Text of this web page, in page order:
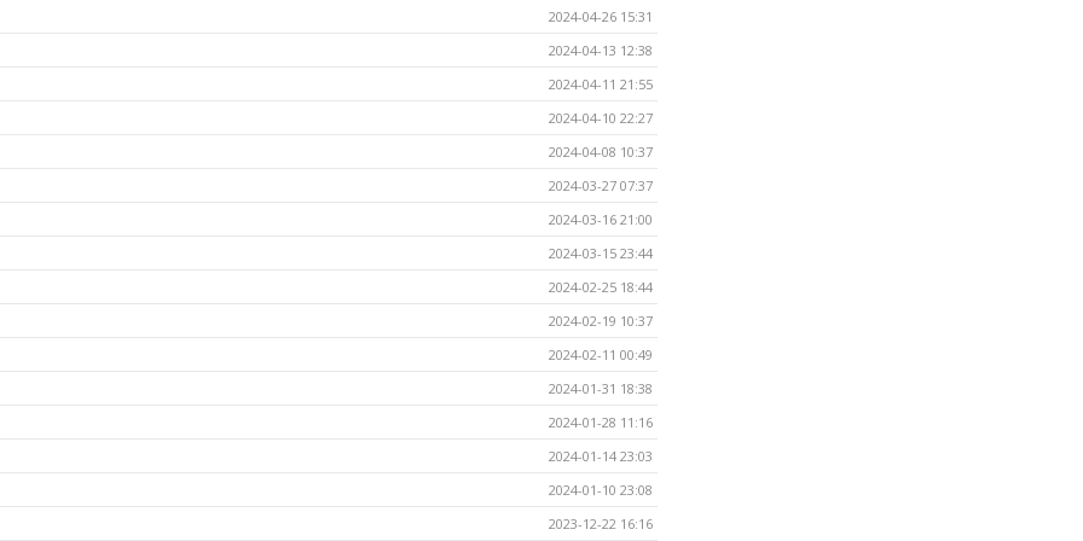
2024-04-26 15:31
2024-04-13 12:38
2024-04-11 21:55
2024-04-10 22:27
2024-04-08 10:37
2024-03-27 07:37
2024-03-16 21:00
2024-03-15 23:44
2024-02-25 18:44
2024-02-19 10:37
2024-02-11 00:49
2024-01-31 18:38
2024-01-28 11:16
2024-01-14 23:03
2024-01-10 23:08
2023-12-22 16:16